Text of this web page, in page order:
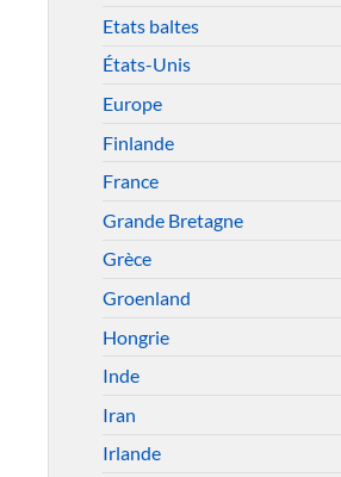
Etats baltes
États-Unis
Europe
Finlande
France
Grande Bretagne
Grèce
Groenland
Hongrie
Inde
Iran
Irlande